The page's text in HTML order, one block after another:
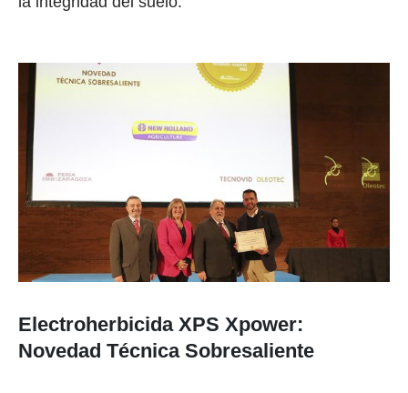
Electroherbicida XPS Xpower:
Novedad Técnica Sobresaliente